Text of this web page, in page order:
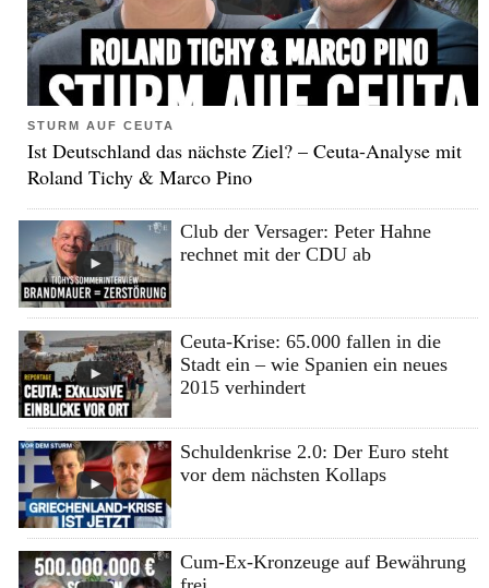
STURM AUF CEUTA
Ist Deutschland das nächste Ziel? – Ceuta-Analyse mit
Roland Tichy & Marco Pino
Club der Versager: Peter Hahne
rechnet mit der CDU ab
Ceuta-Krise: 65.000 fallen in die
Stadt ein – wie Spanien ein neues
2015 verhindert
Schuldenkrise 2.0: Der Euro steht
vor dem nächsten Kollaps
Cum-Ex-Kronzeuge auf Bewährung